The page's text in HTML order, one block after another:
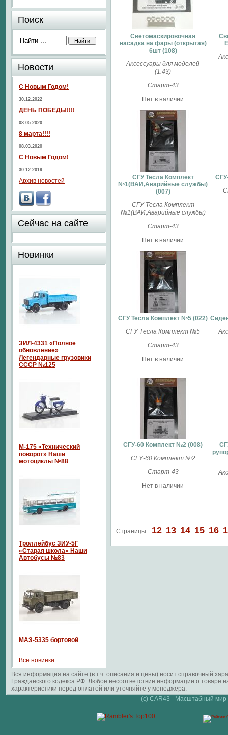
Светомаскировочная
насадка на фары (открытая)
6шт (108)
Аксессуары для моделей
(1:43)
Старт-43
Нет в наличии
СГУ Тесла Комплект
№1(ВАИ,Аварийные службы)
(007)
СГУ Тесла Комплект
№1(ВАИ,Аварийные службы)
Старт-43
Нет в наличии
СГУ Тесла Комплект №5 (022)
СГУ Тесла Комплект №5
Старт-43
Нет в наличии
СГУ-60 Комплект №2 (008)
СГУ-60 Комплект №2
Старт-43
Нет в наличии
Страницы: 12 13 14 15 16
Поиск
Новости
С Новым Годом!
30.12.2022
ДЕНЬ ПОБЕДЫ!!!!
08.05.2020
8 марта!!!!
08.03.2020
С Новым Годом!
30.12.2019
Архив новостей
Сейчас на сайте
Новинки
ЗИЛ-4331 «Полное
обновление»
Легендарные грузовики
СССР №125
М-175 «Технический
поворот» Наши
мотоциклы №88
Троллейбус ЗИУ-5Г
«Старая школа» Наши
Автобусы №83
МАЗ-5335 бортовой
Все новинки
Вся информация на сайте (в т.ч. описания и цены) носит справочный
Гражданского кодекса РФ. Любое несоответствие информации о
характеристики перед оплатой или уточняйте у менеджера.
(c) CAR43 - Масштабный мир